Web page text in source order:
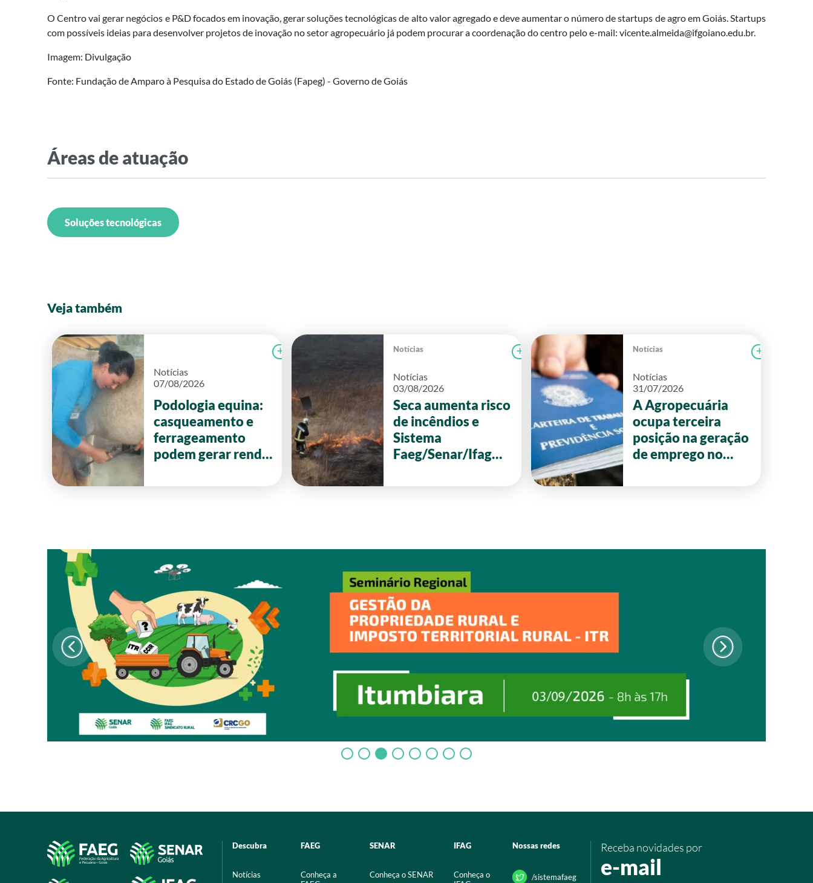
O Centro vai gerar negócios e P&D focados em inovação, gerar soluções tecnológicas de alto valor agregado e deve aumentar o número de startups de agro em Goiás. Startups
com possíveis ideias para desenvolver projetos de inovação no setor agropecuário já podem procurar a coordenação do centro pelo e-mail: vicente.almeida@ifgoiano.edu.br.
Imagem: Divulgação
Fonte: Fundação de Amparo à Pesquisa do Estado de Goiás (Fapeg) - Governo de Goiás
Áreas de atuação
Soluções tecnológicas
Veja também
Notícias
07/08/2026
Podologia equina:
casqueamento e
ferrageamento
podem gerar renda
Notícias
Notícias
03/08/2026
Seca aumenta risco
de incêndios e
Sistema
Faeg/Senar/Ifag
Ler notícia CAMPOLAB Notícias
Notícias
31/07/2026
A Agropecuária
ocupa terceira
posição na geração
de emprego no
Descubra
Notícias
FAEG
Conheça a
SENAR
Conheça o SENAR
IFAG
Conheça o
Nossas redes
/sistemafaeg
Receba novidades por
e-mail